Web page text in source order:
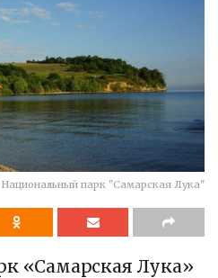
парк "Самарская Лука"
«Самарская Лука»